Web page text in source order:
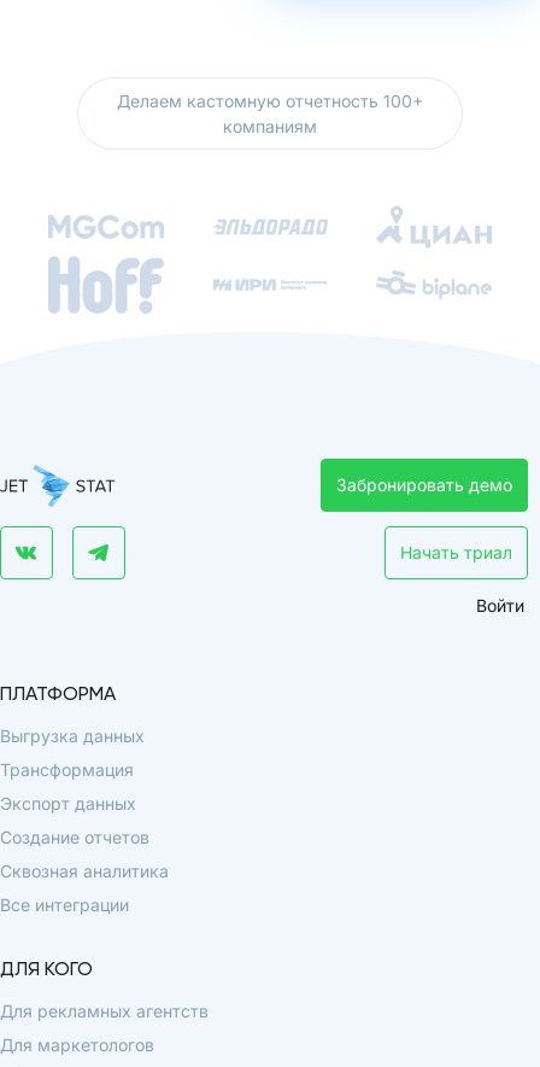
Делаем кастомную отчетность 100+
компаниям
Забронировать демо
Начать триал
Войти
ПЛАТФОРМА
Выгрузка данных
Трансформация
Экспорт данных
Создание отчетов
Сквозная аналитика
Все интеграции
ДЛЯ КОГО
Для рекламных агентств
Для маркетологов